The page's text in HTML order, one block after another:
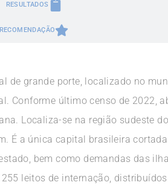
RESULTADOS
RECOMENDAÇÃO
de grande porte, localizado no
Conforme último censo de 2022,
Localiza-se na região sudeste
É a única capital brasileira
bem como demandas das
leitos de internação,